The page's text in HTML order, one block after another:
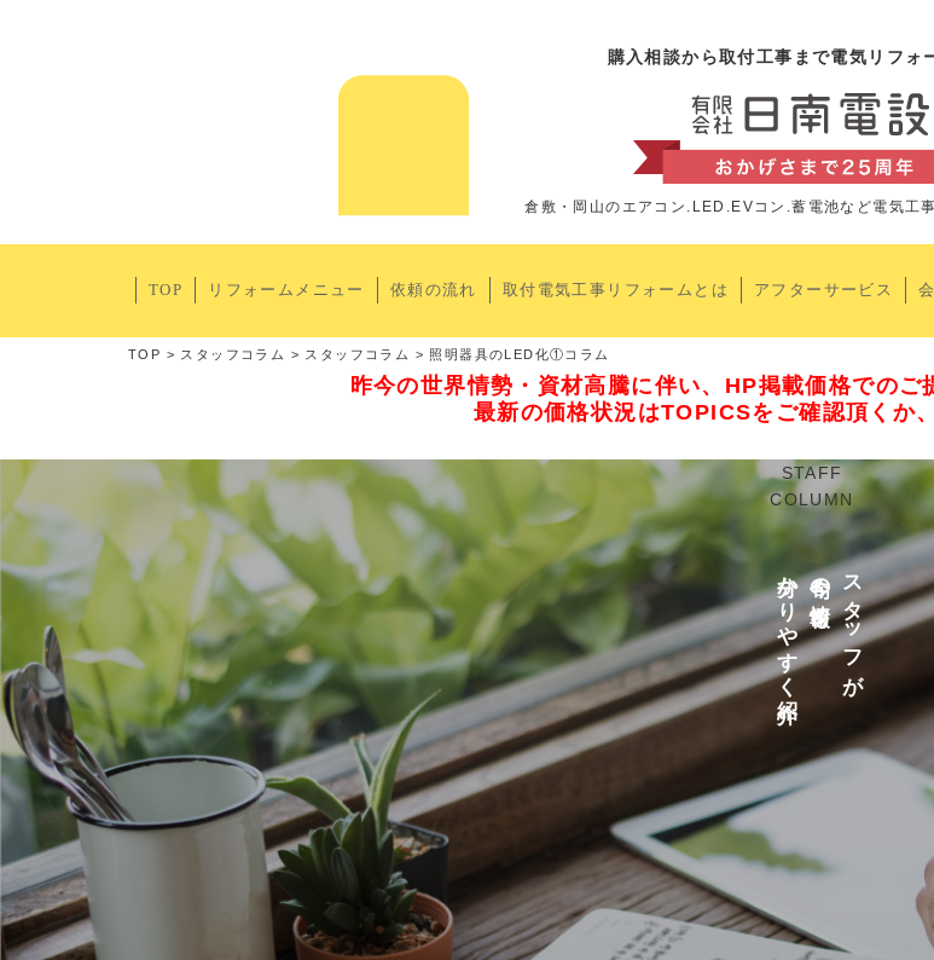
購入相談から取付工事まで電気リフォ
倉敷・岡山のエアコン.LED.EVコン.蓄電池など電気工
TOP リフォームメニュー 依頼の流れ 取付電気工事リフォームとは アフターサービス
TOP > スタッフコラム > スタッフコラム > 照明器具のLED化①コラム
昨今の世界情勢・資材高騰に伴い、HP掲載価格でのご
最新の価格状況はTOPICSをご確認頂くか
スタッフが
今旬の情報を
分かりやすく紹介
STAFF
COLUMN